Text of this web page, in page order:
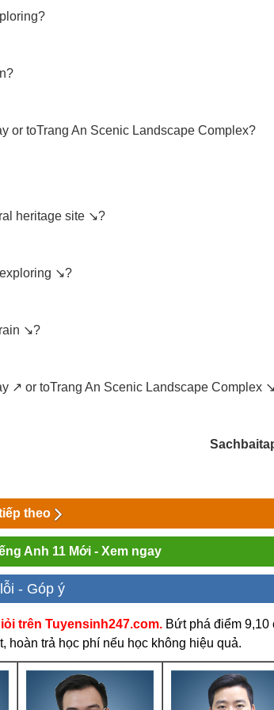
or toTrang An Scenic Landscape Complex?
heritage site ↘?
↘?
↘?
↗ or toTrang An Scenic Landscape Complex
theo
Anh 11 Mới - Xem ngay
- Góp ý
trên Tuyensinh247.com. Bứt phá điểm 9,10
hoàn trả học phí nếu học không hiệu quả.